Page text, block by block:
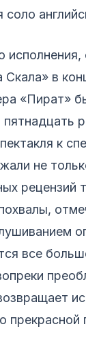
соло
исполнения,
Скала» в
«Пират»
к
не
рецензий
все
прекрасной